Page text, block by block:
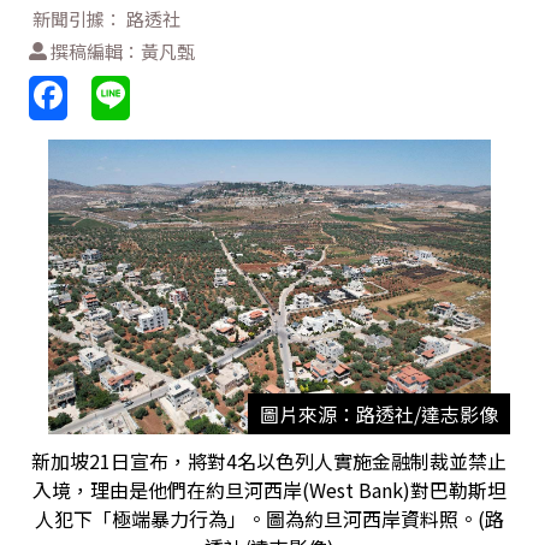
新聞引據： 路透社
撰稿編輯：黃凡甄
圖片來源：路透社/達志影像
新加坡21日宣布，將對4名以色列人實施金融制裁並禁止
入境，理由是他們在約旦河西岸(West Bank)對巴勒斯坦
人犯下「極端暴力行為」。圖為約旦河西岸資料照。(路